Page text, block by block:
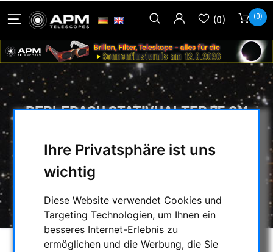
Ihre Privatsphäre ist uns
wichtig
Diese Website verwendet Cookies und
Targeting Technologien, um Ihnen ein
besseres Internet-Erlebnis zu
ermöglichen und die Werbung, die Sie
(0) (0)
BERLEBACH STATIVHALTER 75 CM
HOME / FOTOSTATIVE & ZUBEHÖR /
FAHRRAD